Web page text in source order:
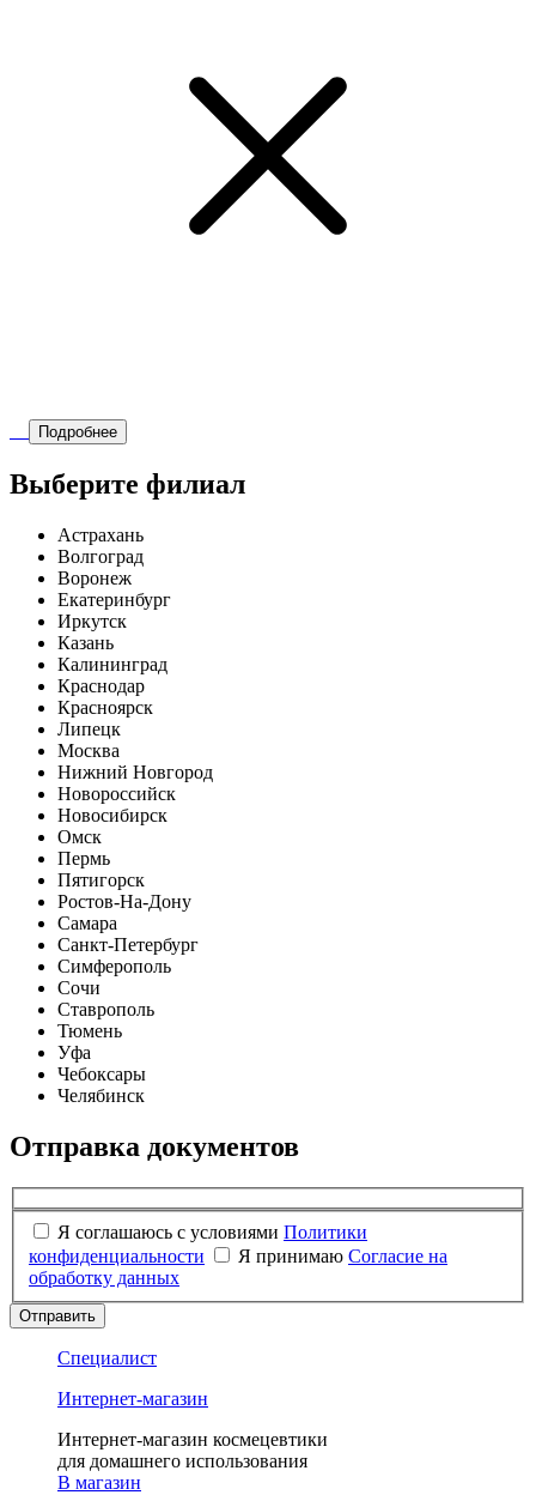
Подробнее
Выберите филиал
Астрахань
Волгоград
Воронеж
Екатеринбург
Иркутск
Казань
Калининград
Краснодар
Красноярск
Липецк
Москва
Нижний Новгород
Новороссийск
Новосибирск
Омск
Пермь
Пятигорск
Ростов-На-Дону
Самара
Санкт-Петербург
Симферополь
Сочи
Ставрополь
Тюмень
Уфа
Чебоксары
Челябинск
Отправка документов
Я соглашаюсь с условиями Политики
конфиденциальности
Я принимаю Согласие на
обработку данных
Отправить
Специалист
Интернет-магазин
Интернет-магазин космецевтики
для домашнего использования
В магазин